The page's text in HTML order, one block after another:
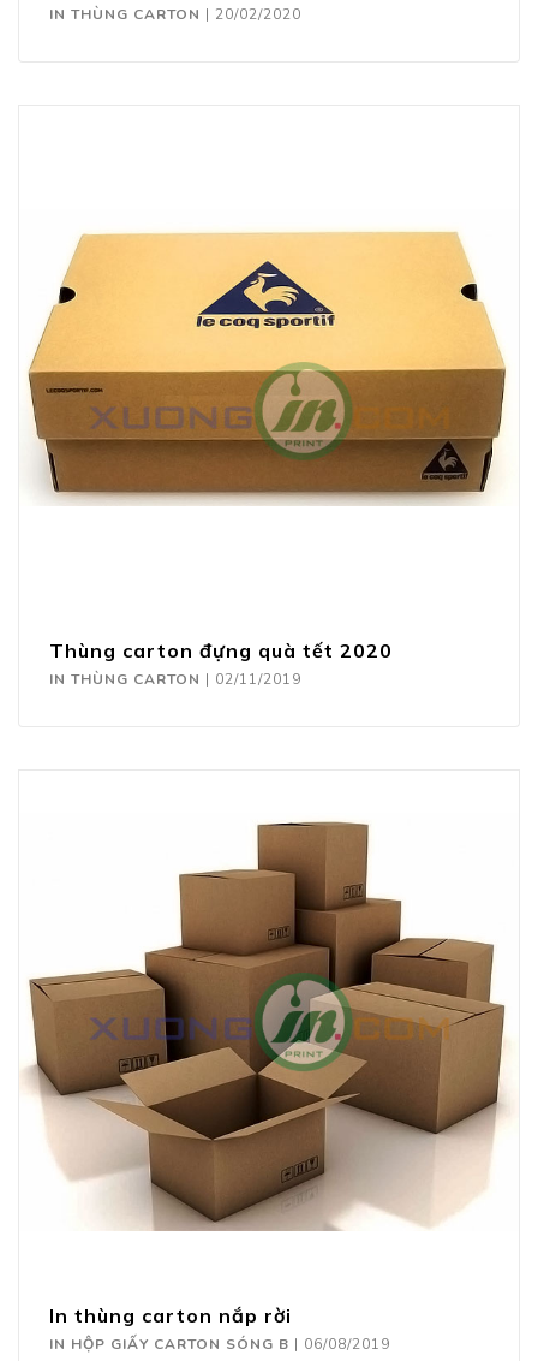
IN THÙNG CARTON | 20/02/2020
Thùng carton đựng quà tết 2020
IN THÙNG CARTON | 02/11/2019
In thùng carton nắp rời
IN HỘP GIẤY CARTON SÓNG B | 06/08/2019